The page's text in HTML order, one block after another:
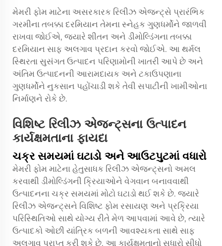
મેમરી ફોમ માટેના અસરકારક રિલીઝ એજન્ટ્સે પ્રારંભિક
ગરમીના તબક્કા દરમિયાન તેમના સ્નેહક ગુણધર્મોને જાળવી
રાખવા જોઈએ, જ્યારે શીતન અને ડીમોલ્ડિંગના તબક્કા
દરમિયાન સાફ અલગાવ પ્રદાન કરવો જોઈએ. આ થર્મલ
સ્થિરતા સુસંગત ઉત્પાદન પરિણામોની ખાતરી આપે છે અને
અંતિમ ઉત્પાદનની આરામદાયક અને ટકાઉપણાના
ગુણધર્મોને નુકસાન પહોંચાડી શકે તેવી સપાટીની ખામીઓના
નિર્માણને રોકે છે.
વિશિષ્ટ રિલીઝ એજન્ટ્સના ઉત્પાદન
કાર્યક્ષમતાના ફાયદા
ચક્ર સમયમાં ઘટાડો અને આઉટપુટમાં વધારો
મેમરી ફોમ માટેના હેતુસાધક રિલીઝ એજન્ટ્સનો અમલ
કરવાથી ડીમોલ્ડિંગની ક્રિયાઓને વેગવાન બનાવવાથી
ઉત્પાદનના ચક્ર સમયમાં મોટો ઘટાડો થઈ શકે છે. જ્યારે
રિલીઝ એજન્ટ્સને વિશિષ્ટ ફોમ રસાયણ અને પ્રક્રિયા
પરિસ્થિતિઓ સાથે યોગ્ય રીતે મેળ આપવામાં આવે છે, ત્યારે
ઉત્પાદકો ઓછી યાંત્રિક બળની આવશ્યકતા સાથે સાફ
અલગાવ પ્રાપ્ત કરી શકે છે. આ કાર્યક્ષમતાનો સુધારો સીધો